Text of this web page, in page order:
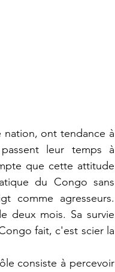
ont tendance à
leur temps à
que cette attitude
du Congo sans
comme agresseurs.
deux mois. Sa survie
fait, c'est scier la
consiste à percevoir